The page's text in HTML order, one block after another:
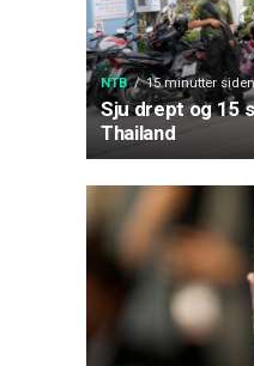
NTB 15 minutter siden
Sju drept og 15
Thailand